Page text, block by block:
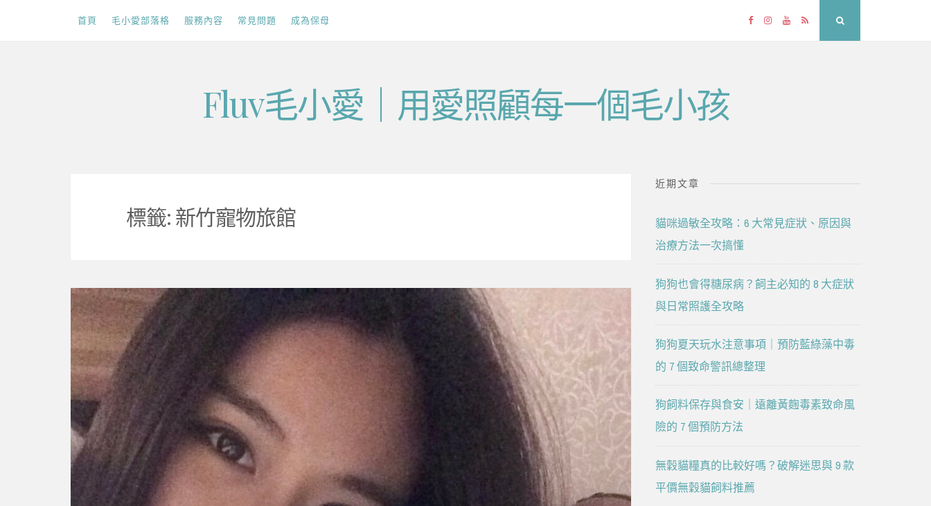
首頁 毛小愛部落格 服務內容 常見問題 成為保母 FacebookInstagram
YouTube
RSS
Fluv毛小愛｜用愛照顧每一個毛小孩
標籤: 新竹寵物旅館
近期文章
貓咪過敏全攻略：6 大常見症狀、原因與
治療方法一次搞懂
狗狗也會得糖尿病？飼主必知的 8 大症狀
與日常照護全攻略
狗狗夏天玩水注意事項｜預防藍綠藻中毒
的 7 個致命警訊總整理
狗飼料保存與食安｜遠離黃麴毒素致命風
險的 7 個預防方法
無穀貓糧真的比較好嗎？破解迷思與 9 款
平價無穀貓飼料推薦